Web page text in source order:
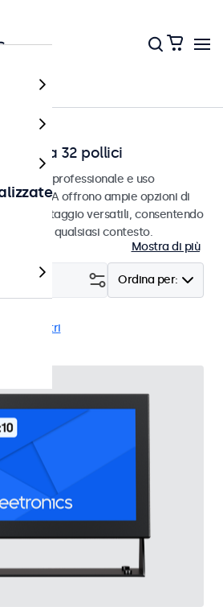
da 7 a 32 pollici
per uso professionale e uso
RCA offrono ampie opzioni di
di montaggio versatili, consentendo
qualsiasi contesto.
Mostra di più
Ordina per:
i filtri